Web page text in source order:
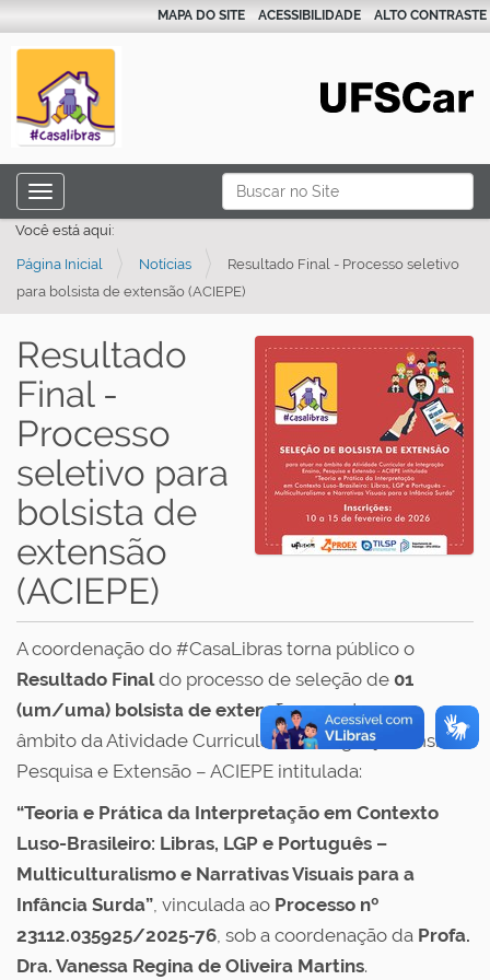
Busca
Busca Avançada…
MAPA DO SITE ACESSIBILIDADE ALTO CONTRASTE
Toggle navigation
Você está aqui:
Página Inicial Notícias
Resultado Final - Processo seletivo
para bolsista de extensão (ACIEPE)
Resultado
Final -
Processo
seletivo para
bolsista de
extensão
(ACIEPE)
A coordenação do #CasaLibras torna público o
Resultado Finaldo processo de seleção de 01
(um/uma) bolsista de extensãopara atuar no
âmbito da Atividade Curricular de Integração Ensino,
Pesquisa e Extensão – ACIEPE intitulada:
“Teoria e Prática da Interpretação em Contexto
Luso-Brasileiro: Libras, LGP e Português –
Multiculturalismo e Narrativas Visuais para a
Infância Surda”, vinculada ao Processo nº
23112.035925/2025-76, sob a coordenação da Profa.
Dra. Vanessa Regina de Oliveira Martins.